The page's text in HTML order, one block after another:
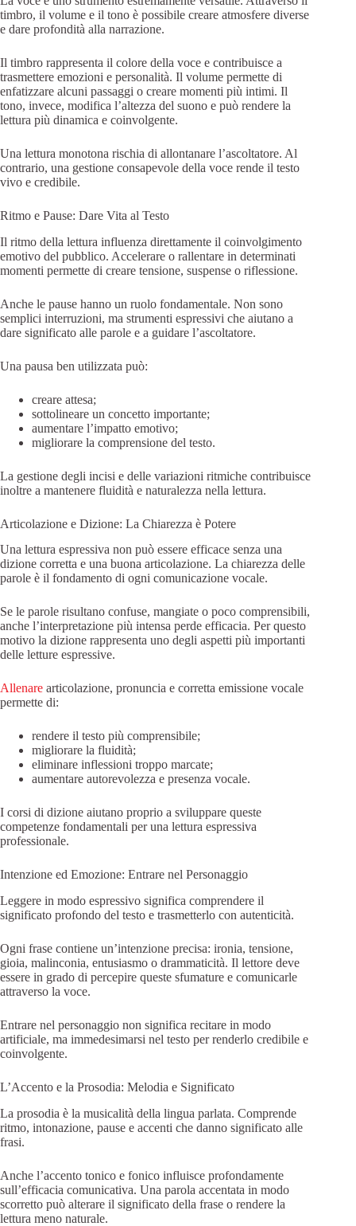
timbro, il volume e il tono è possibile creare atmosfere diverse
e dare profondità alla narrazione.
Il timbro rappresenta il colore della voce e contribuisce a
trasmettere emozioni e personalità. Il volume permette di
enfatizzare alcuni passaggi o creare momenti più intimi. Il
tono, invece, modifica l’altezza del suono e può rendere la
lettura più dinamica e coinvolgente.
Una lettura monotona rischia di allontanare l’ascoltatore. Al
contrario, una gestione consapevole della voce rende il testo
vivo e credibile.
Ritmo e Pause: Dare Vita al Testo
Il ritmo della lettura influenza direttamente il coinvolgimento
emotivo del pubblico. Accelerare o rallentare in determinati
momenti permette di creare tensione, suspense o riflessione.
Anche le pause hanno un ruolo fondamentale. Non sono
semplici interruzioni, ma strumenti espressivi che aiutano a
dare significato alle parole e a guidare l’ascoltatore.
Una pausa ben utilizzata può:
creare attesa;
sottolineare un concetto importante;
aumentare l’impatto emotivo;
migliorare la comprensione del testo.
La gestione degli incisi e delle variazioni ritmiche contribuisce
inoltre a mantenere fluidità e naturalezza nella lettura.
Articolazione e Dizione: La Chiarezza è Potere
Una lettura espressiva non può essere efficace senza una
dizione corretta e una buona articolazione. La chiarezza delle
parole è il fondamento di ogni comunicazione vocale.
Se le parole risultano confuse, mangiate o poco comprensibili,
anche l’interpretazione più intensa perde efficacia. Per questo
motivo la dizione rappresenta uno degli aspetti più importanti
delle letture espressive.
Allenare articolazione, pronuncia e corretta emissione vocale
permette di:
rendere il testo più comprensibile;
migliorare la fluidità;
eliminare inflessioni troppo marcate;
aumentare autorevolezza e presenza vocale.
I corsi di dizione aiutano proprio a sviluppare queste
competenze fondamentali per una lettura espressiva
professionale.
Intenzione ed Emozione: Entrare nel Personaggio
Leggere in modo espressivo significa comprendere il
significato profondo del testo e trasmetterlo con autenticità.
Ogni frase contiene un’intenzione precisa: ironia, tensione,
gioia, malinconia, entusiasmo o drammaticità. Il lettore deve
essere in grado di percepire queste sfumature e comunicarle
attraverso la voce.
Entrare nel personaggio non significa recitare in modo
artificiale, ma immedesimarsi nel testo per renderlo credibile e
coinvolgente.
L’Accento e la Prosodia: Melodia e Significato
La prosodia è la musicalità della lingua parlata. Comprende
ritmo, intonazione, pause e accenti che danno significato alle
frasi.
Anche l’accento tonico e fonico influisce profondamente
sull’efficacia comunicativa. Una parola accentata in modo
scorretto può alterare il significato della frase o rendere la
lettura meno naturale.